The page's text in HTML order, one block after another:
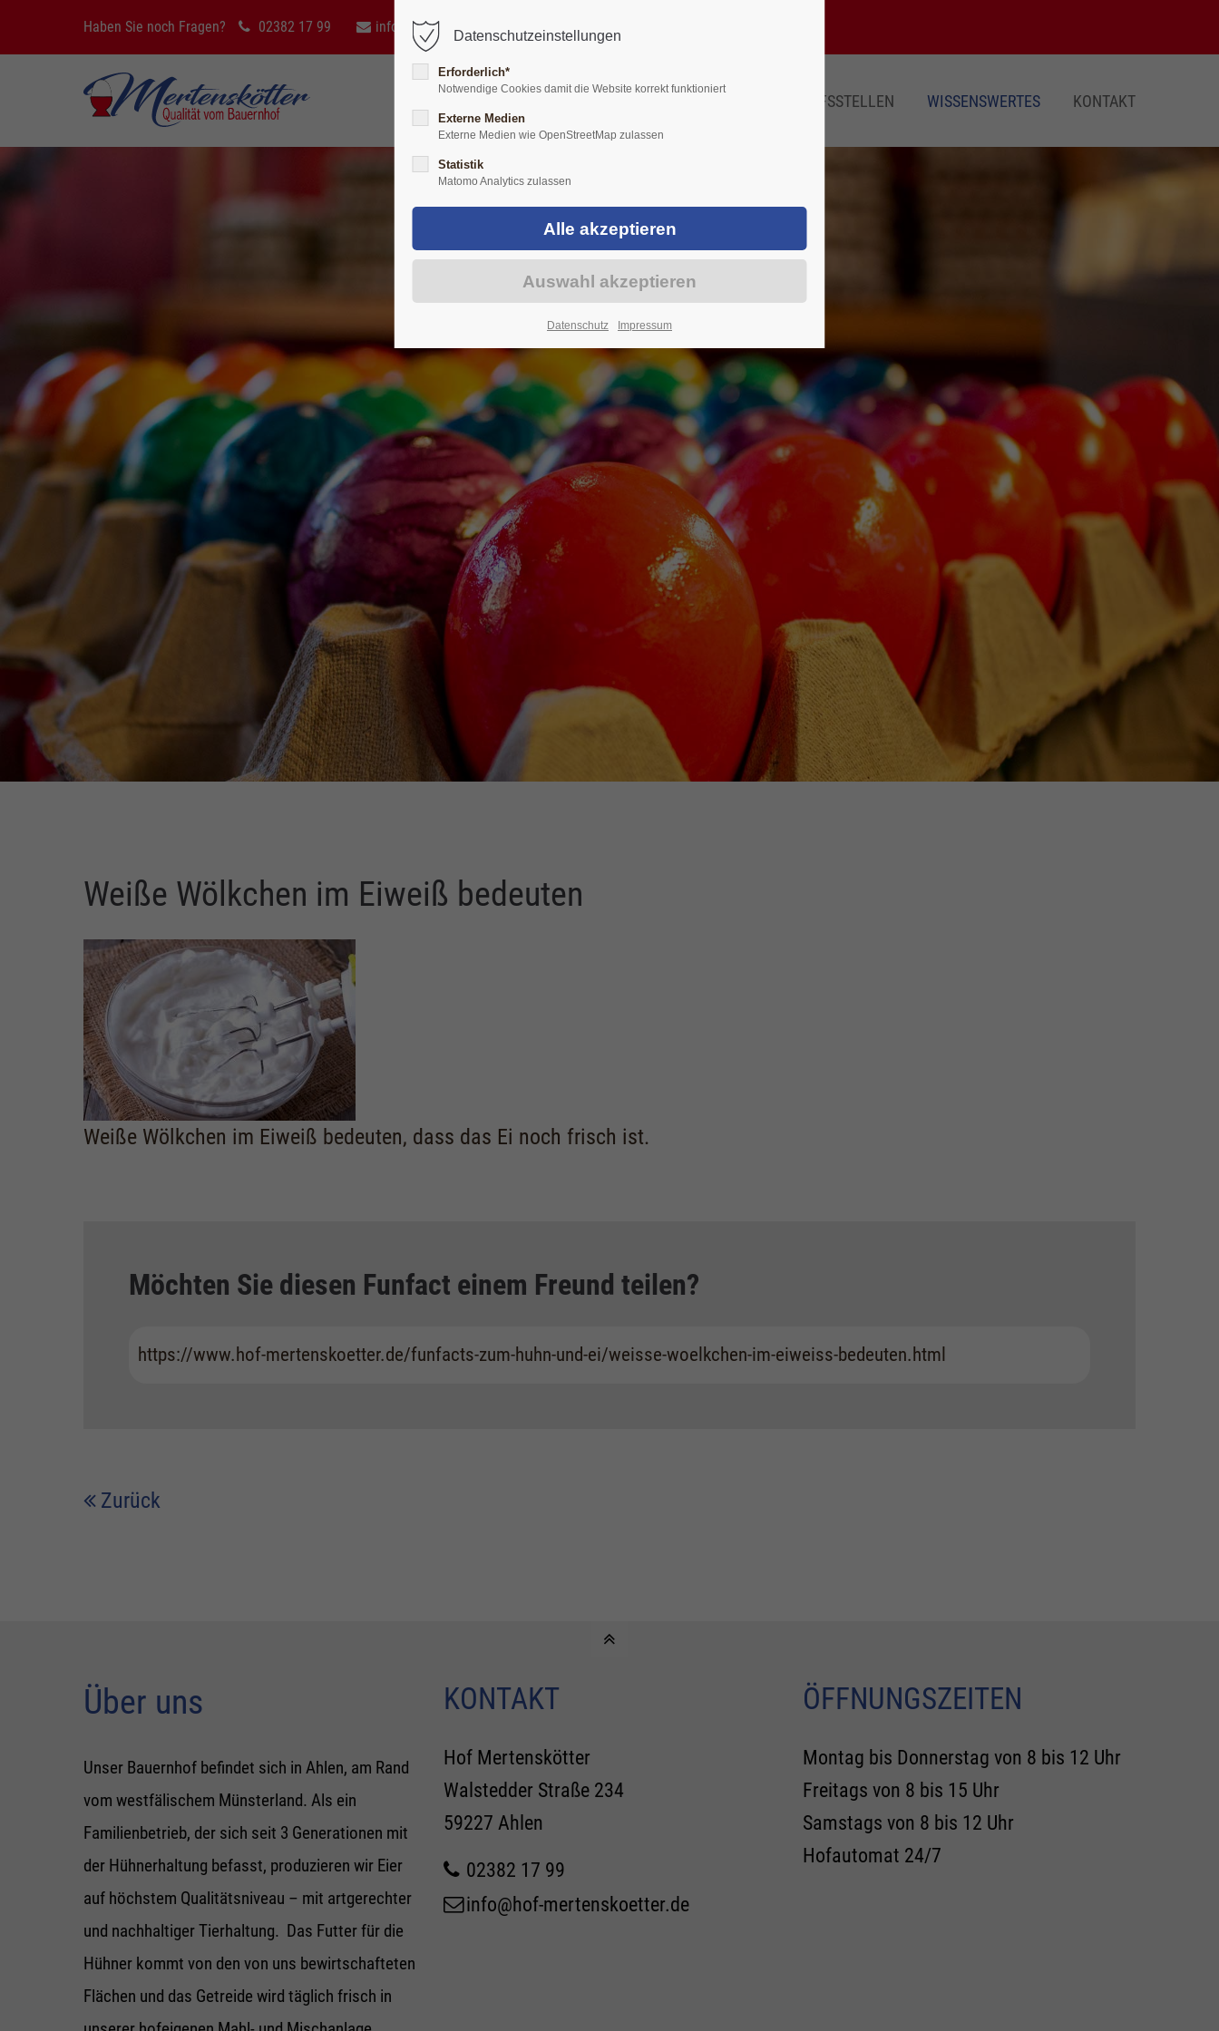
Haben Sie noch Fragen? 02382 17 99 info@hof-mertenskoetter.de
VERKAUFSSTELLEN WISSENSWERTES KONTAKT
Weiße Wölkchen im Eiweiß bedeuten
Weiße Wölkchen im Eiweiß bedeuten, dass das Ei noch frisch ist.
Möchten Sie diesen Funfact einem Freund teilen?
https://www.hof-mertenskoetter.de/funfacts-zum-huhn-und-ei/weisse-woelkchen-im-eiweiss-bedeuten.html
Zurück
Über uns
Unser Bauernhof befindet sich in Ahlen, am Rand
vom westfälischem Münsterland. Als ein
Familienbetrieb, der sich seit 3 Generationen mit
der Hühnerhaltung befasst, produzieren wir Eier
auf höchstem Qualitätsniveau – mit artgerechter
und nachhaltiger Tierhaltung. Das Futter für die
Hühner kommt von den von uns bewirtschafteten
Flächen und das Getreide wird täglich frisch in
KONTAKT
Hof Mertenskötter
Walstedder Straße 234
59227 Ahlen
02382 17 99
info@hof-mertenskoetter.de
ÖFFNUNGSZEITEN
Montag bis Donnerstag von 8 bis 12 Uhr
Freitags von 8 bis 15 Uhr
Samstags von 8 bis 12 Uhr
Hofautomat 24/7
Datenschutzeinstellungen
Erforderlich*
Notwendige Cookies damit die Website korrekt funktioniert
Externe Medien
Externe Medien wie OpenStreetMap zulassen
Statistik
Matomo Analytics zulassen
Datenschutz Impressum